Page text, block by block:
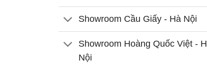
Showroom Cầu Giấy - Hà Nội
Showroom Hoàng Quốc Việt -
Nội